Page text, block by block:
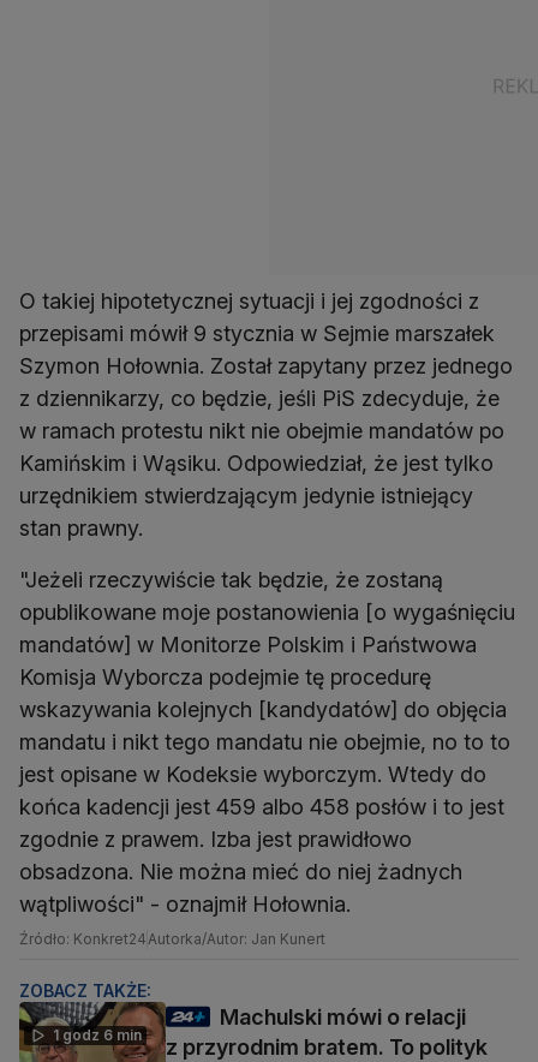
O takiej hipotetycznej sytuacji i jej zgodności z
przepisami mówił 9 stycznia w Sejmie marszałek
Szymon Hołownia. Został zapytany przez jednego
z dziennikarzy, co będzie, jeśli PiS zdecyduje, że
w ramach protestu nikt nie obejmie mandatów po
Kamińskim i Wąsiku. Odpowiedział, że jest tylko
urzędnikiem stwierdzającym jedynie istniejący
stan prawny.
"Jeżeli rzeczywiście tak będzie, że zostaną
opublikowane moje postanowienia [o wygaśnięciu
mandatów] w Monitorze Polskim i Państwowa
Komisja Wyborcza podejmie tę procedurę
wskazywania kolejnych [kandydatów] do objęcia
mandatu i nikt tego mandatu nie obejmie, no to to
jest opisane w Kodeksie wyborczym. Wtedy do
końca kadencji jest 459 albo 458 posłów i to jest
zgodnie z prawem. Izba jest prawidłowo
obsadzona. Nie można mieć do niej żadnych
wątpliwości" - oznajmił Hołownia.
Źródło: Konkret24Autorka/Autor: Jan Kunert
ZOBACZ TAKŻE:
1 godz 6 min
Machulski mówi o relacji
z przyrodnim bratem. To polityk